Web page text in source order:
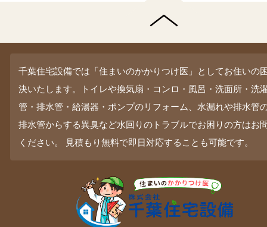
千葉住宅設備では「住まいのかかりつけ医」としてお住いの
決いたします。トイレや換気扇・コンロ・風呂・洗面所・洗
管・排水管・給湯器・ポンプのリフォーム、水漏れや排水管
排水管からする異臭など水回りのトラブルでお困りの方はお
ください。 見積もり無料で即日対応することも可能です。